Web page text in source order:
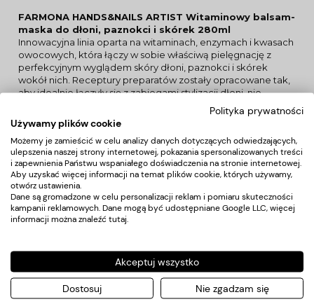
FARMONA HANDS&NAILS ARTIST Witaminowy balsam-
maska do dłoni, paznokci i skórek 280ml
Innowacyjna linia oparta na witaminach, enzymach i kwasach
owocowych, która łączy w sobie właściwą pielęgnację z
perfekcyjnym wyglądem skóry dłoni, paznokci i skórek
wokół nich. Receptury preparatów zostały opracowane tak,
aby idealnie łączyły się z zabiegami stylizacji dłoni, nie
zmieniając przy tym ich trwałości – tradycyjnym manicure,
manicure hybrydowym, żelowym czy tytanowym. HANDS &
NAILS ARTIST witaminowy balsam - by dłonie były
prawdziwym dziełem sztuki.
PRZEZNACZENIE: profesjonalny manicure, suche skórki
wokół paznokci, kruche i łamliwe paznokcie, płytka
paznokciowa zniszczona zabiegami stylizacji paznokci, skóra
dłoni narażona na niekorzystne działanie czynników
zewnętrznych, przesuszona i szorstka.
EFEKTY: zmiękczenie i nawilżenie bardzo zniszczonych i
bariery ochronnej naskórka wyrównanie kolorytu paznokci,
wygładzenie skóry dłoni i naskórka wokół paznokci
złagodzenie podrażnień i poprawienie funkcjonowania
bariery naskórkowej
Polityka prywatności
Używamy plików cookie
Możemy je zamieścić w celu analizy danych dotyczących odwiedzających,
ulepszenia naszej strony internetowej, pokazania spersonalizowanych treści
i zapewnienia Państwu wspaniałego doświadczenia na stronie internetowej.
Aby uzyskać więcej informacji na temat plików cookie, których używamy,
otwórz ustawienia.
Dane są gromadzone w celu personalizacji reklam i pomiaru skuteczności
kampanii reklamowych. Dane mogą być udostępniane Google LLC, więcej
informacji można znaleźć tutaj.
Akceptuj wszystko
Dostosuj Nie zgadzam się